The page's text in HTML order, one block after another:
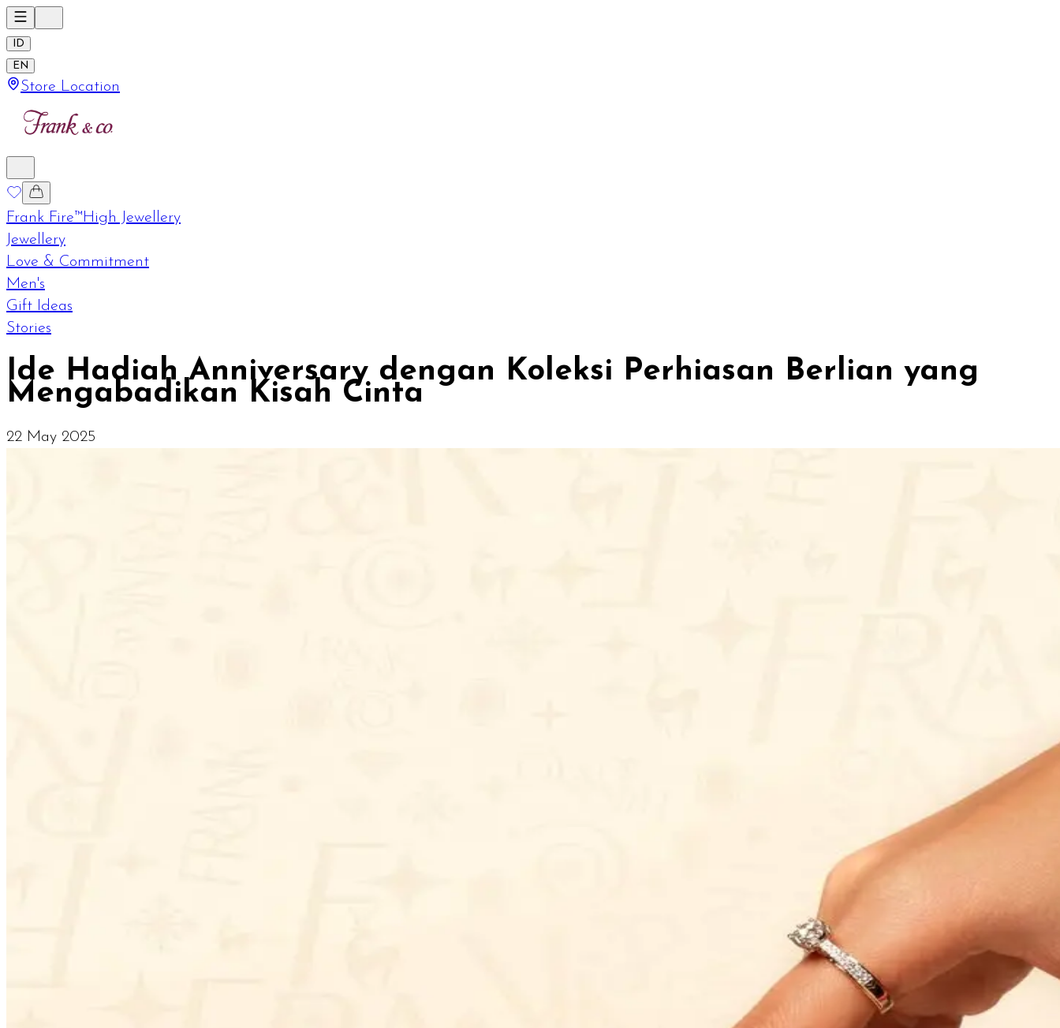
ID
EN
Store Location
Frank Fire™High Jewellery
Jewellery
Love & Commitment
Men's
Gift Ideas
Stories
Ide Hadiah Anniversary dengan Koleksi Perhiasan Berlian yang
Mengabadikan Kisah Cinta
22 May 2025